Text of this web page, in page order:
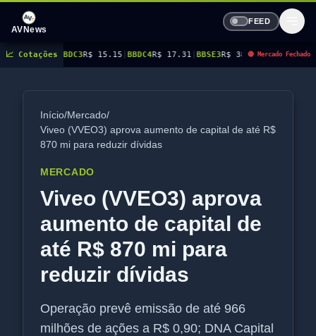
AVNews
FEED
📈 Cotações
BBDC3R$ 15.15|BBDC4R$ 17.31|BBSE3R$ 38.38|BEES3R$ 8.78|BEES4R$
🔴 Mercado Fechado
Início/Mercado/
Viveo (VVEO3) aprova aumento de capital de até R$
870 mi para reduzir dívidas
MERCADO
Viveo (VVEO3) aprova
aumento de capital de
até R$ 870 mi para
reduzir dívidas
Operação prevê emissão de até 966
milhões de ações a R$ 0,90; DNA Capital